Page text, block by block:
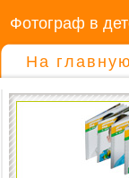
Фотограф в
На главную